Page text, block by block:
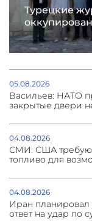
Турецкие
05.08.2026
Васильев: НАТО
закрытые двери
04.08.2026
СМИ: США
топливо для
04.08.2026
Иран планировал
ответ на удар по